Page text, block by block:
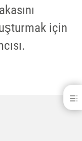
için